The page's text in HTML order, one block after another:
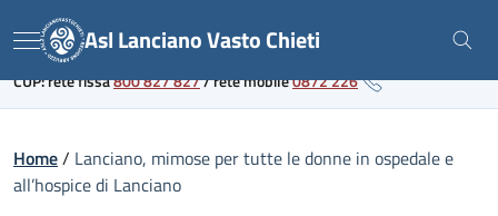
to
content
Link al portale sanitario regionale
Menu Asl Lanciano Vasto Chieti
CUP: rete fissa800 827 827/rete mobile0872 226
Home/ Lanciano, mimose per tutte le donne in ospedale e
all’hospice di Lanciano